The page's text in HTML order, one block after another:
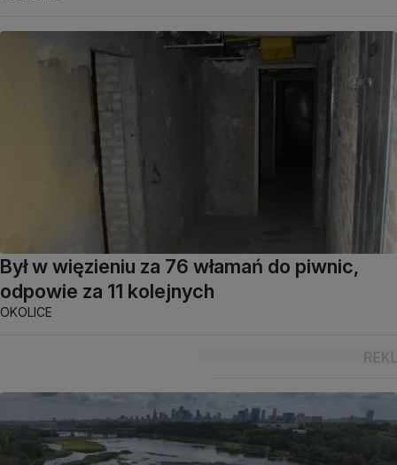
Był w więzieniu za 76 włamań do piwnic,
odpowie za 11 kolejnych
OKOLICE